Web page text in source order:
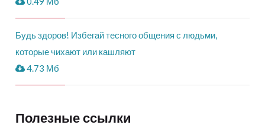
Будь здоров! Избегай тесного общения с людьми,
которые чихают или кашляют
4.73 Мб
Полезные ссылки